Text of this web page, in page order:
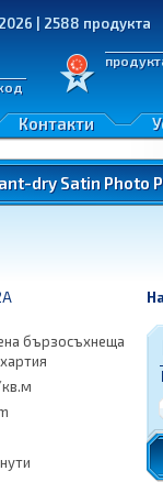
Контакти
dry Satin Photo
бързосъхнеща